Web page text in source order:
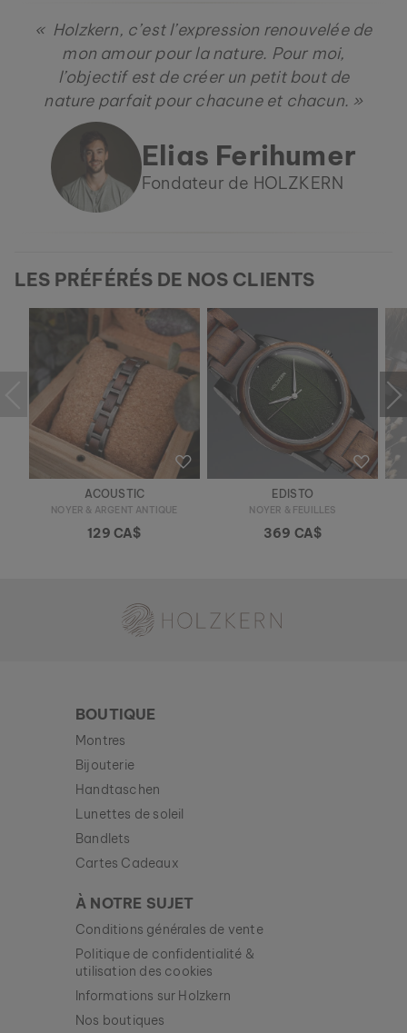
« Holzkern, c’est l’expression renouvelée de
mon amour pour la nature. Pour moi,
l’objectif est de créer un petit bout de
nature parfait pour chacune et chacun. »
Elias Ferihumer
Fondateur de HOLZKERN
LES PRÉFÉRÉS DE NOS CLIENTS
ACOUSTIC
NOYER & ARGENT ANTIQUE
129 CA$
EDISTO
NOYER & FEUILLES
369 CA$
BOUTIQUE
Montres
Bijouterie
Handtaschen
Lunettes de soleil
Bandlets
Cartes Cadeaux
À NOTRE SUJET
Conditions générales de vente
Politique de confidentialité &
utilisation des cookies
Informations sur Holzkern
Nos boutiques